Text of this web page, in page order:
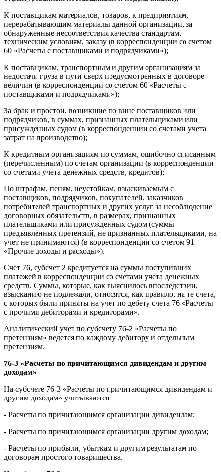
К поставщикам материалов, товаров, к предприятиям,
перерабатывающим материалы данной организации, за
обнаруженные несоответствия качества стандартам,
техническим условиям, заказу (в корреспонденции со счетом
60 «Расчеты с поставщиками и подрядчиками»);
К поставщикам, транспортным и другим организациям за
недостачи груза в пути сверх предусмотренных в договоре
величин (в корреспонденции со счетом 60 «Расчеты с
поставщиками и подрядчиками»);
За брак и простои, возникшие по вине поставщиков или
подрядчиков, в суммах, признанных плательщиками или
присужденных судом (в корреспонденции со счетами учета
затрат на производство);
К кредитным организациям по суммам, ошибочно списанным
(перечисленным) по счетам организации (в корреспонденции
со счетами учета денежных средств, кредитов);
По штрафам, пеням, неустойкам, взыскиваемым с
поставщиков, подрядчиков, покупателей, заказчиков,
потребителей транспортных и других услуг за несоблюдение
договорных обязательств, в размерах, признанных
плательщиками или присужденных судом (суммы
предъявленных претензий, не признанных плательщиками, на
учет не принимаются) (в корреспонденции со счетом 91
«Прочие доходы и расходы»).
Счет 76, субсчет 2 кредитуется на суммы поступивших
платежей в корреспонденции со счетами учета денежных
средств. Суммы, которые, как выяснилось впоследствии,
взысканию не подлежали, относятся, как правило, на те счета,
с которых были приняты на учет по дебету счета 76 «Расчеты
с прочими дебиторами и кредиторами».
Аналитический учет по субсчету 76-2 «Расчеты по
претензиям» ведется по каждому дебитору и отдельным
претензиям.
76-3 «Расчеты по причитающимся дивидендам и другим
доходам»
На субсчете 76-3 «Расчеты по причитающимся дивидендам и
другим доходам» учитываются:
- Расчеты по причитающимся организации дивидендам;
- Расчеты по причитающимся организации другим доходам;
- Расчеты по прибыли, убыткам и другим результатам по
договорам простого товарищества.